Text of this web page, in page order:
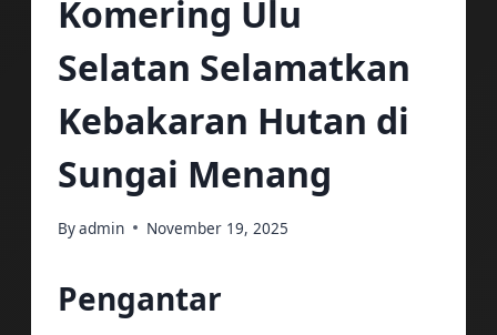
Komering Ulu
Selatan Selamatkan
Kebakaran Hutan di
Sungai Menang
Byadmin November 19, 2025
Pengantar